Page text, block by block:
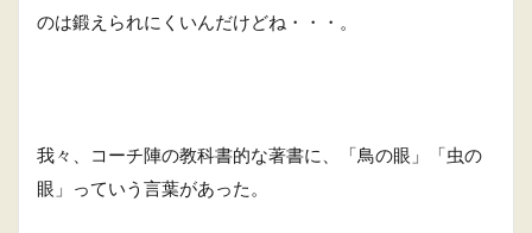
のは鍛えられにくいんだけどね・・・。
我々、コーチ陣の教科書的な著書に、「鳥の眼」「虫の
眼」っていう言葉があった。